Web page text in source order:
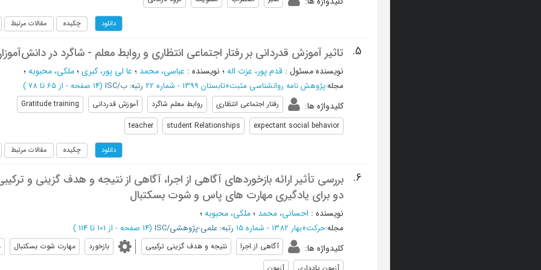
دانلود چکیده مقالات مرتبط
5. تاثیر آموزش قدردانی بر رفتار اجتماعی انتظاری و روابط معلم - شاگرد در
نویسنده مسئول : قدم پور، عزت اله؛ نویسنده : عباسی، محمد ؛ عا لی پور، کبری؛ملکی، محبوبه؛
مجله:پژوهش نامه روانشناسی مثبت»تابستان 1399 - شماره 22 رتبه: ب/ISC (‎14 صفحه - از 65 تا 78 )
کلیدواژه ها: رفتار اجتماعی انتظاری روابط معلم شاگرد آموزش قدردانی
Gratitude training
expectant social behavior
student Relationships
teacher
دانلود چکیده مقالات مرتبط
6.
بررسی تأثیر ارائه بازخوردهای آگاهی از اجرا، آگاهی از نتیجه و هدف گزینی و
دو برای یادگیری مهارت های پاس و شوت بسکتبال
نویسنده : احسانی، محمد ؛ملکی، محبوبه؛
مجله:حرکت»بهار 1382 - شماره 15 رتبه: علمی-پژوهشی/ISC (‎14 صفحه - از 101 تا 114 )
کلیدواژه ها: آگاهی از اجرا نتیجه و هدف گزینی ترکیبی بازخورد مهارت شوت بسکتبال